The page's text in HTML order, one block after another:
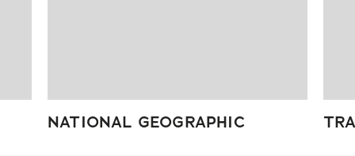
NATIONAL GEOGRAPHIC